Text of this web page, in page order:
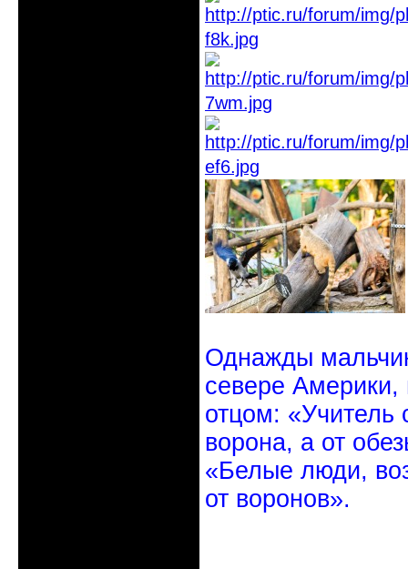
Однажды
севере
отцом: «Учитель
ворона, а от
«Белые люди,
от воронов».